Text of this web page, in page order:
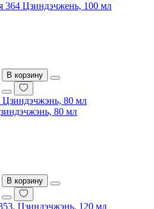
364 Цзиндэчжень, 100 мл
В корзину
80 мл
В корзину